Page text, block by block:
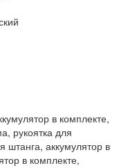
в комплекте,
рукоятка для
штанга, аккумулятор в
в комплекте,